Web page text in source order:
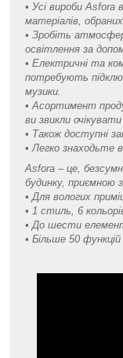
• Усі вироби Asfora
матеріалів,
• Зробіть
освітлення за
• Електричні та
потребують
музики.
• Асортимент
ви звикли
• Також доступні
• Легко знаходьте
Asfora – це,
будинку, приємною
• Для вологих
• 1 стиль, 6
• До шести
• Більше 50 функцій